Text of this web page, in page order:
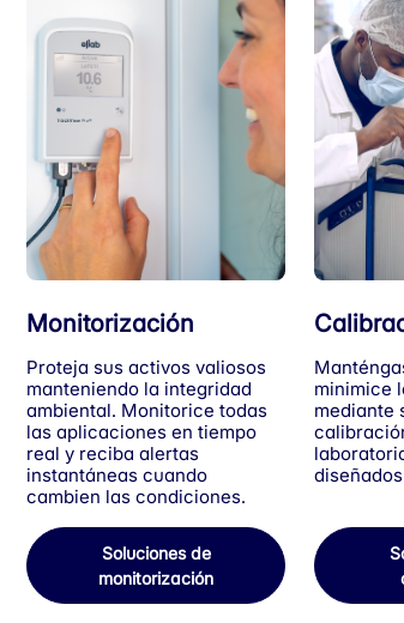
Monitorización
Proteja sus activos valiosos
manteniendo la integridad
ambiental. Monitorice todas
las aplicaciones en tiempo
real y reciba alertas
instantáneas cuando
cambien las condiciones.
Soluciones de
monitorización
minimice
mediante